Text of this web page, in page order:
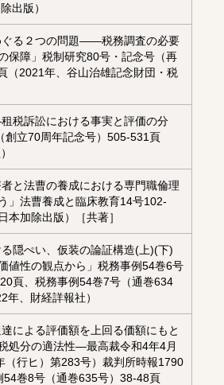
出版）
ぐる２つの問題――税務調査の必要
保障」税制研究80号・記念号（再
（2021年、谷山治雄記念財団・税
税訴訟における事実と評価の分
創立70周年記念号）505-531頁
と法曹の養成における専門職倫理
」法曹養成と臨床教育14号102-
本加除出版）［共著］
る隠ぺい、仮装の論証構造(上)(下)
値性の観点から」税務事例54巻6号
頁、税務事例54巻7号（通巻634
、財経詳報社）
達による評価額を上回る価額にもと
処分の適法性—最高裁令和4年4月
（行ヒ）第283号）裁判所時報1790
巻8号（通巻635号）38-48頁